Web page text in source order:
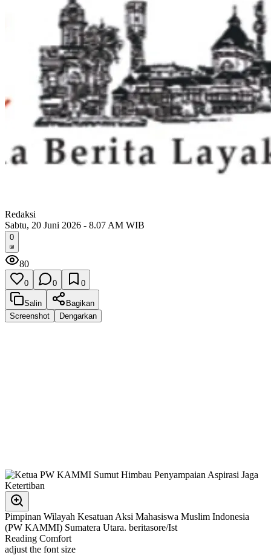
Redaksi
Sabtu, 20 Juni 2026 - 8.07 AM WIB
0
80
0 0 0
Salin
Bagikan
Screenshot
Dengarkan
Pimpinan Wilayah Kesatuan Aksi Mahasiswa Muslim Indonesia
(PW KAMMI) Sumatera Utara. beritasore/Ist
Reading Comfort
adjust the font size